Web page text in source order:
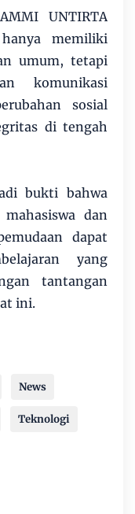
UNTIRTA
memiliki
umum, tetapi
komunikasi
sosial
di tengah
bukti bahwa
dan
dapat
yang
tantangan
ini.
News
Teknologi